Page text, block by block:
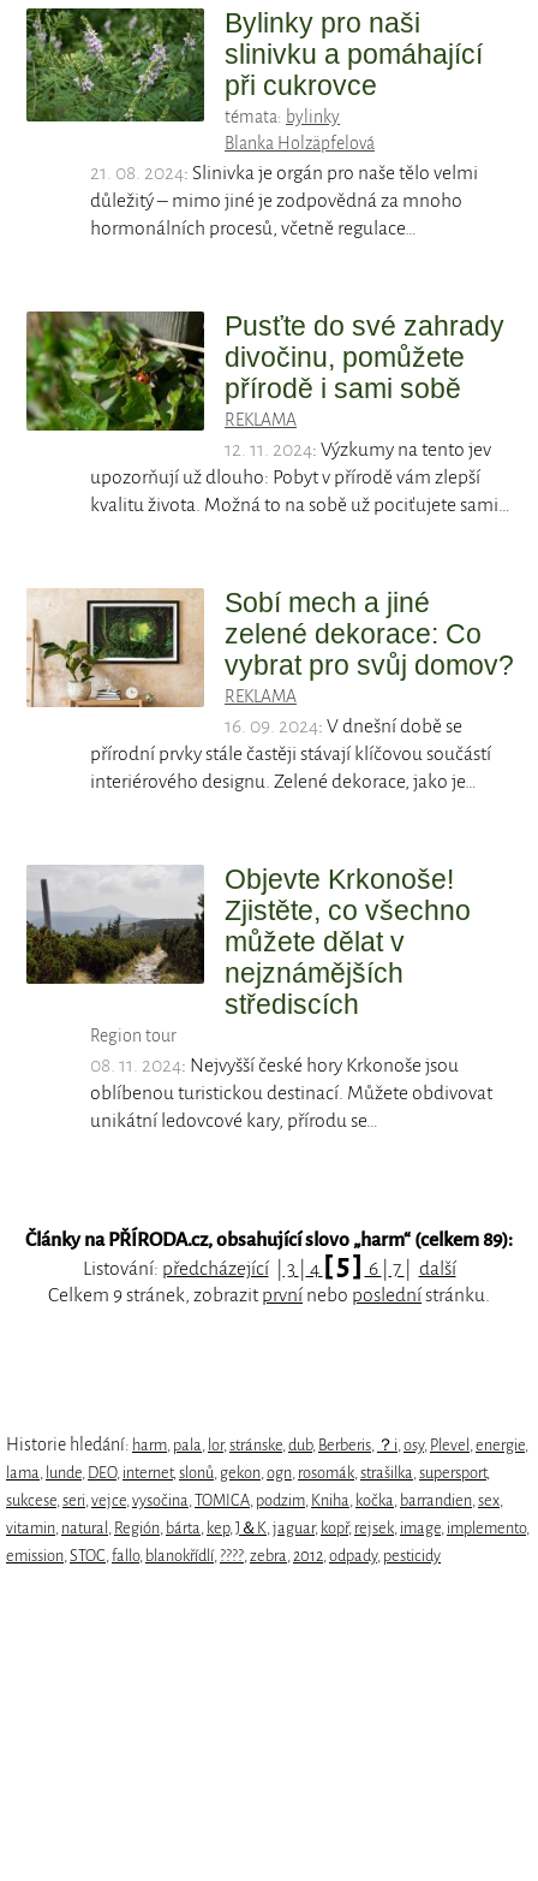
Bylinky pro naši
slinivku a pomáhající
při cukrovce
témata: bylinky
Blanka Holzäpfelová
21. 08. 2024: Slinivka je orgán pro naše tělo velmi
důležitý – mimo jiné je zodpovědná za mnoho
hormonálních procesů, včetně regulace…
Pusťte do své zahrady
divočinu, pomůžete
přírodě i sami sobě
REKLAMA
12. 11. 2024: Výzkumy na tento jev
upozorňují už dlouho: Pobyt v přírodě vám zlepší
kvalitu života. Možná to na sobě už pociťujete sami…
Sobí mech a jiné
zelené dekorace: Co
vybrat pro svůj domov?
REKLAMA
16. 09. 2024: V dnešní době se
přírodní prvky stále častěji stávají klíčovou součástí
interiérového designu. Zelené dekorace, jako je…
Objevte Krkonoše!
Zjistěte, co všechno
můžete dělat v
nejznámějších
střediscích
Region tour
08. 11. 2024: Nejvyšší české hory Krkonoše jsou
oblíbenou turistickou destinací. Můžete obdivovat
unikátní ledovcové kary, přírodu se…
Články na PŘÍRODA.cz, obsahující slovo „harm“ (celkem 89):
Listování: předcházející| 3 4 [ 5 ] 6 7
další
Celkem 9 stránek, zobrazitprvní nebo poslednístránku.
Historie hledání: harm, pala, lor,stránske,dub, Berberis, ？i,osy, Plevel ,energie,
lama, lunde, DEO, internet,slonů, gekon,ogn, rosomák,strašilka,supersport,
sukcese,seri,vejce,vysočina,TOMICA, podzim, Kniha, kočka, barrandien,sex,
vitamin, natural , Región, bárta, kep,J＆K,jaguar, kopř, rejsek, image, implemento,
emission,STOC,fallo, blanokřídlí, ????,zebra,2012,odpady, pesticidy